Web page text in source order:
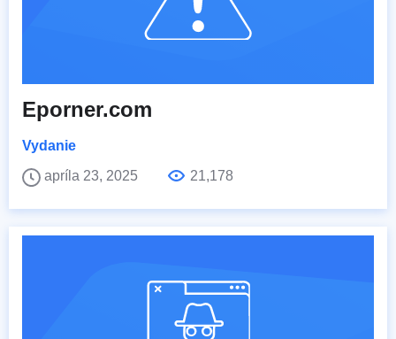
Eporner.com
Vydanie
apríla 23, 2025
21,178